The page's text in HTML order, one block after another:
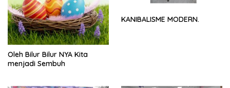
Oleh Bilur Bilur NYA Kita
menjadi Sembuh
KANIBALISME MODERN.